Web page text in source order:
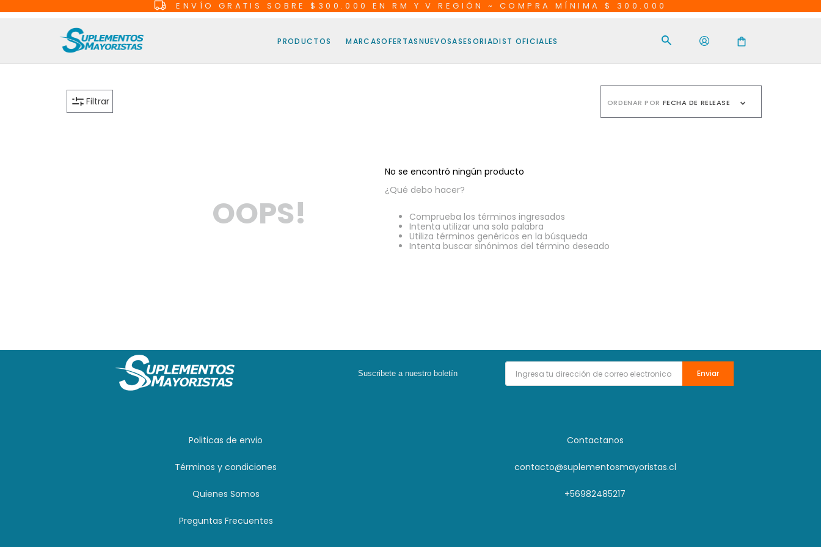
ENVÍO GRATIS SOBRE $300.000 EN RM Y V REGIÓN ~ COMPRA MÍNIMA $ 300.000
PRODUCTOS MARCASOFERTASNUEVOSASESORIADIST OFICIALES
Filtrar ORDENAR POR FECHA DE RELEASE
OOPS!
No se encontró ningún producto
¿Qué debo hacer?
Comprueba los términos ingresados
Intenta utilizar una sola palabra
Utiliza términos genéricos en la búsqueda
Intenta buscar sinónimos del término deseado
Suscribete a nuestro boletín Enviar
Politicas de envio
Términos y condiciones
Quienes Somos
Preguntas Frecuentes
Contactanos
contacto@suplementosmayoristas.cl
+56982485217